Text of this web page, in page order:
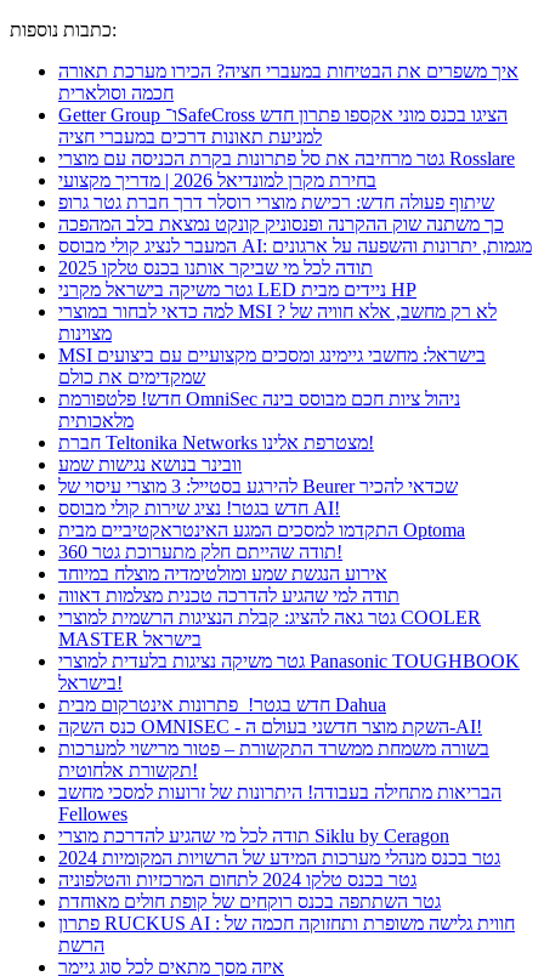
כתבות נוספות:
איך משפרים את הבטיחות במעברי חציה? הכירו מערכת תאורה
חכמה וסולארית
Getter Group ו־SafeCross הציגו בכנס מוני אקספו פתרון חדש
למניעת תאונות דרכים במעברי חציה
גטר מרחיבה את סל פתרונות בקרת הכניסה עם מוצרי Rosslare
בחירת מקרן למונדיאל 2026 | מדריך מקצועי
שיתוף פעולה חדש: רכישת מוצרי רוסלר דרך חברת גטר גרופ
כך משתנה שוק ההקרנה ופנסוניק קונקט נמצאת בלב המהפכה
המעבר לנציג קולי מבוסס AI: מגמות, יתרונות והשפעה על ארגונים
תודה לכל מי שביקר אותנו בכנס טלקו 2025
גטר משיקה בישראל מקרני LED ניידים מבית HP
למה כדאי לבחור במוצרי MSI ? לא רק מחשב, אלא חוויה של
מצוינות
MSI בישראל: מחשבי גיימינג ומסכים מקצועיים עם ביצועים
שמקדימים את כולם
חדש! פלטפורמת OmniSec ניהול ציות חכם מבוסס בינה
מלאכותית
חברת Teltonika Networks מצטרפת אלינו!
וובינר בנושא נגישות שמע
להירגע בסטייל: 3 מוצרי עיסוי של Beurer שכדאי להכיר
חדש בגטר! נציג שירות קולי מבוסס AI!
התקדמו למסכים המגע האינטראקטיביים מבית Optoma
תודה שהייתם חלק מתערוכת גטר 360!
אירוע הנגשת שמע ומולטימדיה מוצלח במיוחד
תודה למי שהגיע להדרכה טכנית מצלמות דאווה
גטר גאה להציג: קבלת הנציגות הרשמית למוצרי COOLER
MASTER בישראל
גטר משיקה נציגות בלעדית למוצרי Panasonic TOUGHBOOK
בישראל!
חדש בגטר! פתרונות אינטרקום מבית Dahua
כנס השקה OMNISEC - השקת מוצר חדשני בעולם ה-AI!
בשורה משמחת ממשרד התקשורת – פטור מרישוי למערכות
תקשורת אלחוטית!
הבריאות מתחילה בעבודה! היתרונות של זרועות למסכי מחשב
Fellowes
תודה לכל מי שהגיע להדרכת מוצרי Siklu by Ceragon
גטר בכנס מנהלי מערכות המידע של הרשויות המקומיות 2024
גטר בכנס טלקו 2024 לתחום המרכזיות והטלפוניה
גטר השתתפה בכנס רוקחים של קופת חולים מאוחדת
פתרון RUCKUS AI : חווית גלישה משופרת ותחזוקה חכמה של
הרשת
איזה מסך מתאים לכל סוג גיימר